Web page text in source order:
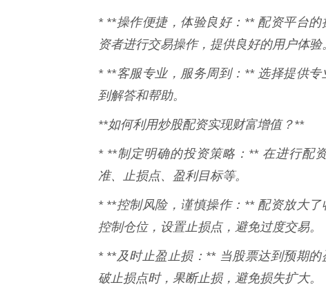
* **操作便捷，体验良好：** 配资平台的
资者进行交易操作，提供良好的用户体验
* **客服专业，服务周到：** 选择提供
到解答和帮助。
**如何利用炒股配资实现财富增值？**
* **制定明确的投资策略：** 在进行配
准、止损点、盈利目标等。
* **控制风险，谨慎操作：** 配资放大
控制仓位，设置止损点，避免过度交易。
* **及时止盈止损：** 当股票达到预期
破止损点时，果断止损，避免损失扩大。